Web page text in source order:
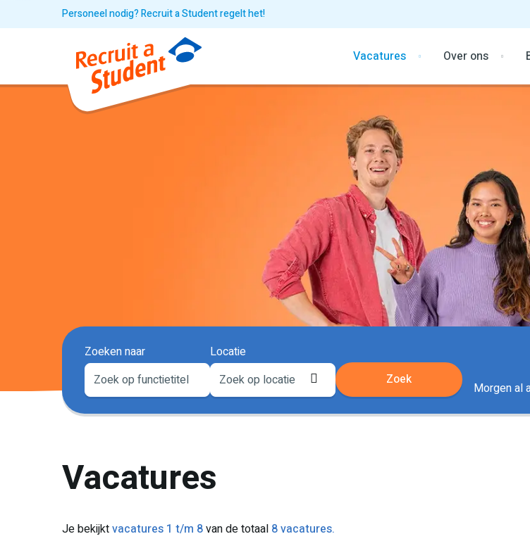
Personeel nodig? Recruit a Student regelt het!
Vacatures Over ons
Zoeken naar
Locatie
Locatie
ophalen
Zoek
Morgen al
Vacatures
Je bekijktvacatures 1 t/m 8van de totaal 8 vacatures.